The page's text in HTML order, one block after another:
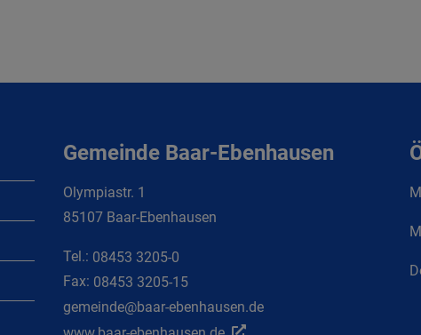
Gemeinde Baar-Ebenhausen
Olympiastr. 1
85107 Baar-Ebenhausen
Tel.: 08453 3205-0
Fax: 08453 3205-15
gemeinde@baar-ebenhausen.de